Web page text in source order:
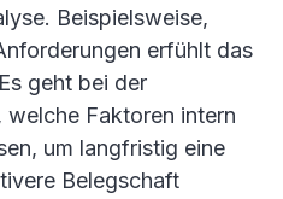
Beispielsweise,
erfühlt das
geht bei der
welche Faktoren intern
um langfristig eine
Belegschaft